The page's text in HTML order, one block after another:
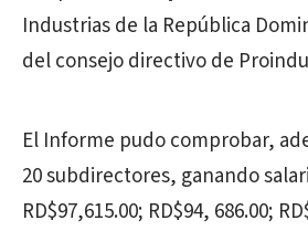
Industrias de la República
del consejo directivo de
El Informe pudo comprobar,
20 subdirectores, ganando
RD$97,615.00; RD$94, 686.00;